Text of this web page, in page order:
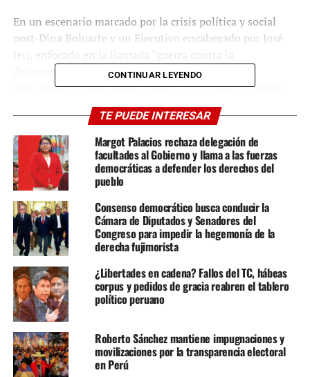
En un escenario marcado por la crisis política y social
post-Dina Boluarte y un Ejecutivo encabezado por José
delincuencia”, la derecha mantiene una posición
dominante: Rafael López Aliaga (10%) y Keiko Fujimori
(8%) encabezan las preferencias, según Ipsos (octubre
2025). En conjunto, aparentemente las opciones
progresistas y de izquierda no superan el 15% de
intención de voto, reflejando una pérdida de influencia
en amplios sectores urbanos y de clase media, por falta
de la unidad bajo un liderazgo claro, principalmente.
Perú Libre, liderado por Vladimir Cerrón, mantiene una
base electoral andina cercana al 2%, con un discurso
antisistema que conserva arraigo en el sur y centro del
país. Pero Cerrón, inscrito como precandidato
presidencial este 31 de octubre, afronta una orden de
captura por lavado de activos y su asociación con el
régimen de Dina Boluarte, debilita su candidatura.
Además, la imagen de Cerrón y del partido se han
deteriorado tras acusaciones de pactar con Fuerza
Popular y sus aliados del Congreso y el Ejecutivo durante
CONTINUAR LEYENDO
TE PUEDE INTERESAR
Margot Palacios rechaza delegación de
facultades al Gobierno y llama a las fuerzas
democráticas a defender los derechos del
pueblo
Consenso democrático busca conducir la
Cámara de Diputados y Senadores del
Congreso para impedir la hegemonía de la
derecha fujimorista
¿Libertades en cadena? Fallos del TC, hábeas
corpus y pedidos de gracia reabren el tablero
político peruano
Roberto Sánchez mantiene impugnaciones y
movilizaciones por la transparencia electoral
en Perú